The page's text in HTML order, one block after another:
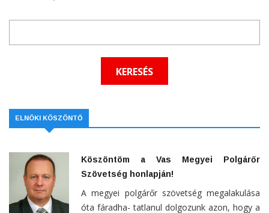
ELNÖKI KÖSZÖNTŐ
Köszöntöm a Vas Megyei Polgárőr
Szövetség honlapján!
A megyei polgárőr szövetség megalakulása
óta fáradha- tatlanul dolgozunk azon, hogy a